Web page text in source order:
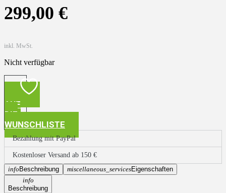
299,00 €
inkl. MwSt.
Nicht verfügbar
AUF
DIE
WUNSCHLISTE
Bezahlung mit PayPal
Kostenloser Versand ab 150 €
info Beschreibung miscellaneous_servicesEigenschaften
info
Beschreibung